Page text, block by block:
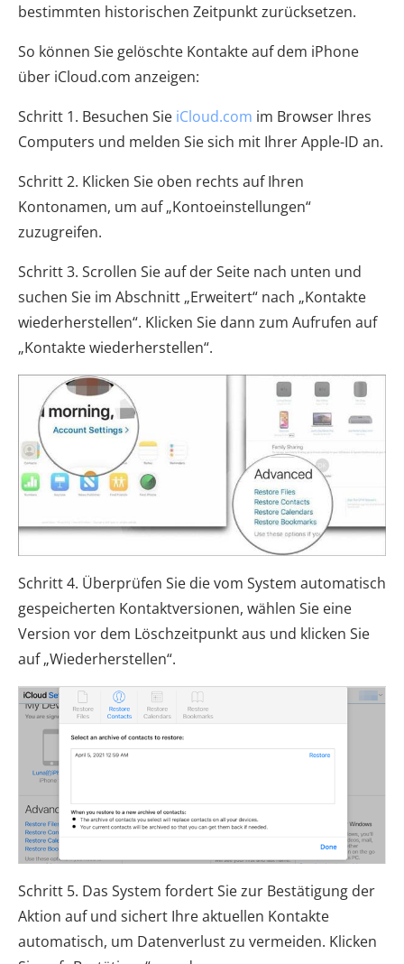
bestimmten historischen Zeitpunkt zurücksetzen.
So können Sie gelöschte Kontakte auf dem iPhone
über iCloud.com anzeigen:
Schritt 1. Besuchen Sie iCloud.com im Browser Ihres
Computers und melden Sie sich mit Ihrer Apple-ID an.
Schritt 2. Klicken Sie oben rechts auf Ihren
Kontonamen, um auf „Kontoeinstellungen“
zuzugreifen.
Schritt 3. Scrollen Sie auf der Seite nach unten und
suchen Sie im Abschnitt „Erweitert“ nach „Kontakte
wiederherstellen“. Klicken Sie dann zum Aufrufen auf
„Kontakte wiederherstellen“.
Schritt 4. Überprüfen Sie die vom System automatisch
gespeicherten Kontaktversionen, wählen Sie eine
Version vor dem Löschzeitpunkt aus und klicken Sie
auf „Wiederherstellen“.
Schritt 5. Das System fordert Sie zur Bestätigung der
Aktion auf und sichert Ihre aktuellen Kontakte
automatisch, um Datenverlust zu vermeiden. Klicken